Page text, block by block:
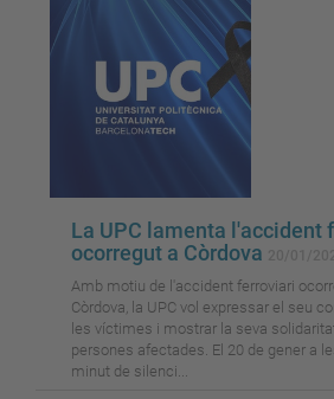
La UPC lamenta l'accident
ocorregut a Còrdova
Amb motiu de l'accident ferroviari
Còrdova, la UPC vol expressar el seu
les víctimes i mostrar la seva
persones afectades. El 20 de gener a
minut de silenci...